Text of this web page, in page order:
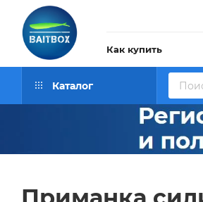
Как купить
Каталог